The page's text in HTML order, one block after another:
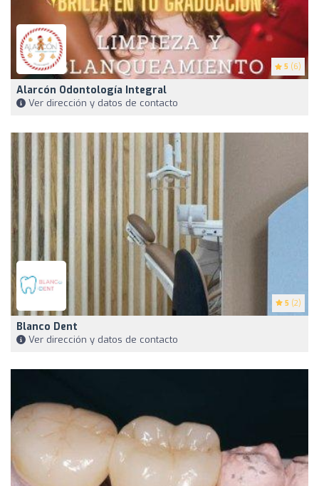
5 (6)
Alarcón Odontología Integral
Ver dirección y datos de contacto
5 (2)
Blanco Dent
Ver dirección y datos de contacto